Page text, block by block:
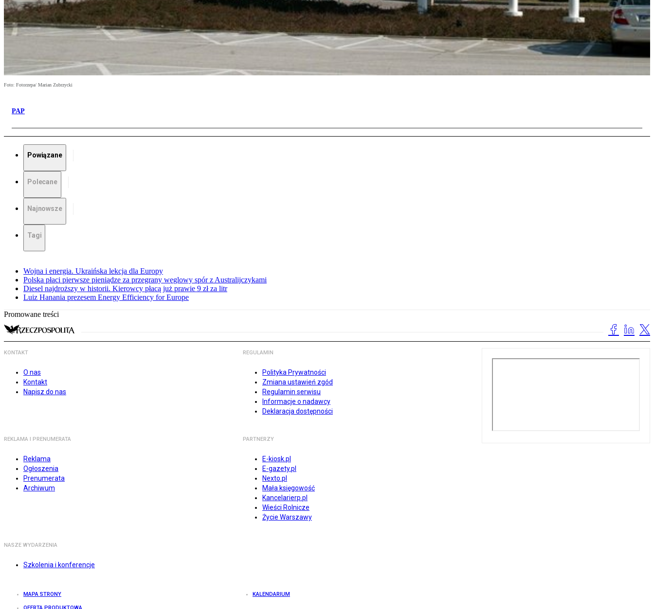
Foto: Fotorzepa/ Marian Zubrzycki
PAP
Powiązane
Polecane
Najnowsze
Tagi
Wojna i energia. Ukraińska lekcja dla Europy
Polska płaci pierwsze pieniądze za przegrany węglowy spór z Australijczykami
Diesel najdroższy w historii. Kierowcy płacą już prawie 9 zł za litr
Luiz Hanania prezesem Energy Efficiency for Europe
Promowane treści
KONTAKT
O nas
Kontakt
Napisz do nas
REGULAMIN
Polityka Prywatności
Zmiana ustawień zgód
Regulamin serwisu
Informacje o nadawcy
Deklaracja dostępności
REKLAMA I PRENUMERATA
Reklama
Ogłoszenia
Prenumerata
Archiwum
PARTNERZY
E-kiosk.pl
E-gazety.pl
Nexto.pl
Mała księgowość
Kancelarierp.pl
Wieści Rolnicze
Życie Warszawy
NASZE WYDARZENIA
Szkolenia i konferencje
MAPA STRONY KALENDARIUM